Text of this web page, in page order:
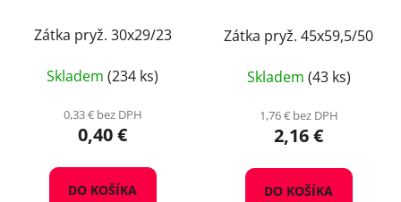
Zátka pryž. 30x29/23
Skladem (234 ks)
0,33 € bez DPH
0,40 €
DO KOŠÍKA
Zátka pryž. 45x59,5/50
Skladem (43 ks)
1,76 € bez DPH
2,16 €
DO KOŠÍKA